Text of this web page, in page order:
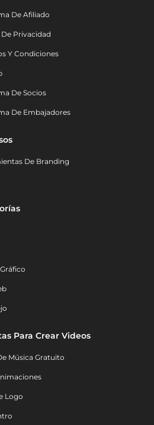
De Afiliado
Privacidad
Y Condiciones
De Socios
De Embajadores
De Branding
Para Crear Videos
Música Gratuito
Logo